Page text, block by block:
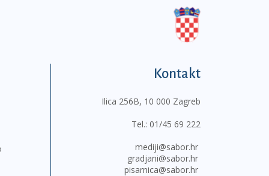
Kontakt
Ilica 256B, 10 000 Zagreb
Tel.: 01/45 69 222
mediji@sabor.hr
gradjani@sabor.hr
pisarnica@sabor.hr